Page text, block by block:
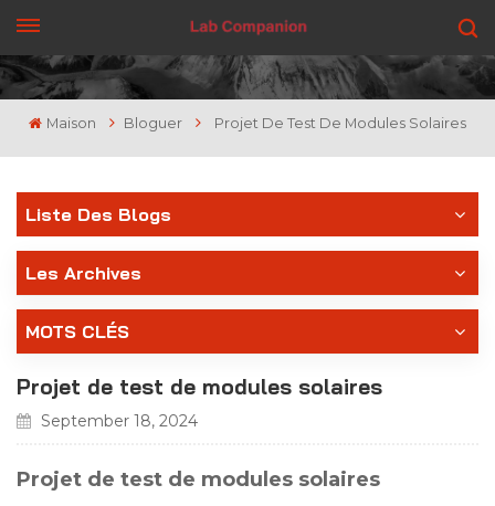
OBTENEZ UN DEVIS
Maison Bloguer Projet De Test De Modules Solaires
Liste Des Blogs
Les Archives
MOTS CLÉS
Projet de test de modules solaires
September 18, 2024
Projet de test de modules solaires